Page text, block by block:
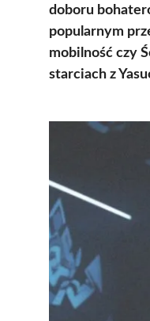
doboru
popularnym
mobilność czy
starciach z